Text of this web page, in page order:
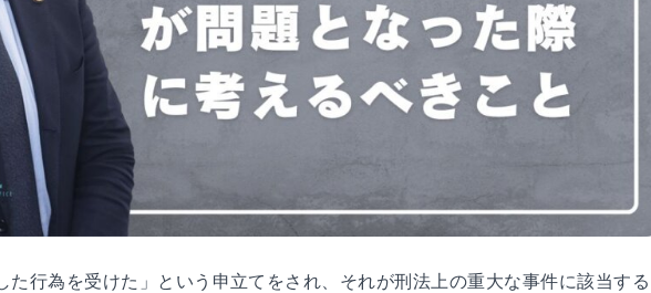
た行為を受けた」という申立てをされ、それが刑法上の重大な事件に該当する